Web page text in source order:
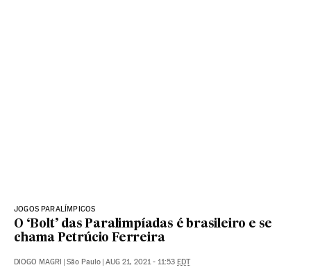
JOGOS PARALÍMPICOS
O ‘Bolt’ das Paralimpíadas é brasileiro e se
chama Petrúcio Ferreira
DIOGO MAGRI | São Paulo | AUG 21, 2021 - 11:53 EDT